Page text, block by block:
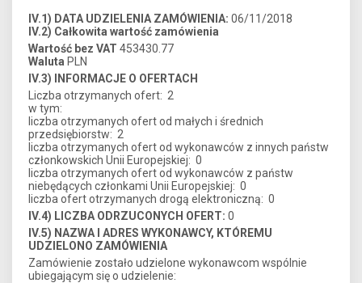
IV.1) DATA UDZIELENIA ZAMÓWIENIA: 06/11/2018
IV.2) Całkowita wartość zamówienia
Wartość bez VAT 453430.77
Waluta PLN
IV.3) INFORMACJE O OFERTACH
Liczba otrzymanych ofert: 2
w tym:
liczba otrzymanych ofert od małych i średnich
przedsiębiorstw: 2
liczba otrzymanych ofert od wykonawców z innych państw
członkowskich Unii Europejskiej: 0
liczba otrzymanych ofert od wykonawców z państw
niebędących członkami Unii Europejskiej: 0
liczba ofert otrzymanych drogą elektroniczną: 0
IV.4) LICZBA ODRZUCONYCH OFERT: 0
IV.5) NAZWA I ADRES WYKONAWCY, KTÓREMU
UDZIELONO ZAMÓWIENIA
Zamówienie zostało udzielone wykonawcom wspólnie
ubiegającym się o udzielenie: